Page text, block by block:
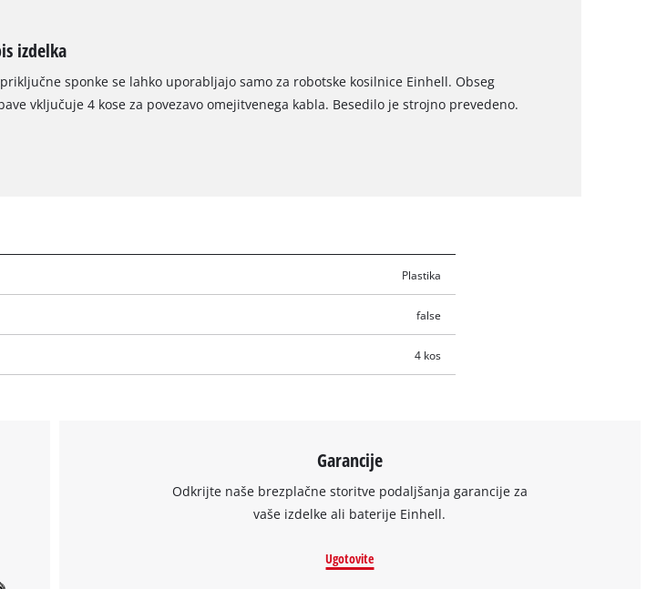
is not permitted to load due
owner needs to setup
of technologies used.
izdelka
sponke se lahko uporabljajo samo za robotske kosilnice Einhell. Obseg
vključuje 4 kose za povezavo omejitvenega kabla. Besedilo je strojno prevedeno.
Plastika
false
4 kos
Garancije
Odkrijte naše brezplačne storitve podaljšanja garancije za
vaše izdelke ali baterije Einhell.
Ugotovite